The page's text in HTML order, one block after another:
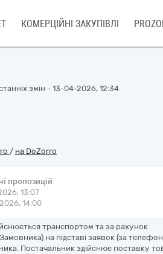
КОМЕРЦІЙНІ ЗАКУПІВЛІ
змін - 13-04-2026, 12:34
/ на DoZorro
пропозицій
13:07
14:00
транспортом та за рахунок
на підставі заявок (за
Постачальник здійснює поставку